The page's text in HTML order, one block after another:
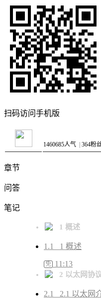
扫码访问手机版
1460685人气 | 364粉
章节
问答
笔记
1 概述
1.1 1 概述
免 11:13
2 以太网协
2.1 2.1 以太网